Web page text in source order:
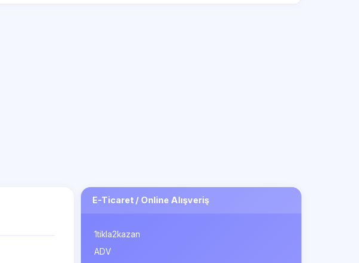
E-Ticaret / Online Alışveriş
1tikla2kazan
ADV